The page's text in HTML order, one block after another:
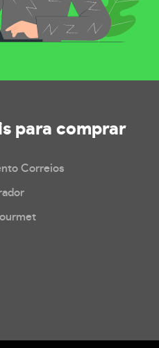
para comprar
Correios